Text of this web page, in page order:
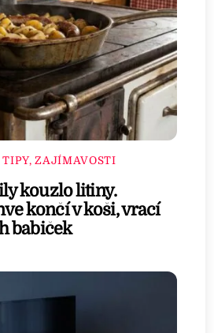
TIPY, ZAJÍMAVOSTI
kouzlo litiny.
končí v koši, vrací
babiček